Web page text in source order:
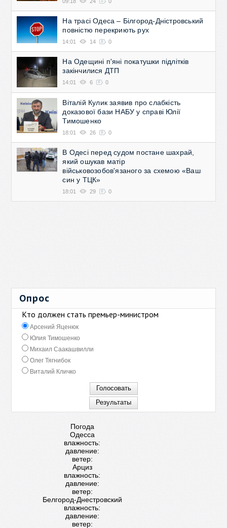
На трасі Одеса – Білгород-Дністровський
повністю перекриють рух
14:01 14 0
На Одещині п'яні покатушки підлітків
закінчилися ДТП
14:01 6 0
Віталій Кулик заявив про слабкість
доказової бази НАБУ у справі Юлії
Тимошенко
18:01 26 0
В Одесі перед судом постане шахрай,
який ошукав матір
військовозобов'язаного за схемою «Ваш
син у ТЦК»
18:01 29 0
Опрос
Кто должен стать премьер-министром
Арсений Яценюк
Юлия Тимошенко
Михаил Саакашвилли
Олег Тягнибок
Виталий Кличко
Погода
Одесса
влажность:
давление:
ветер:
Арциз
влажность:
давление:
ветер:
Белгород-Днестровский
влажность:
давление:
ветер: